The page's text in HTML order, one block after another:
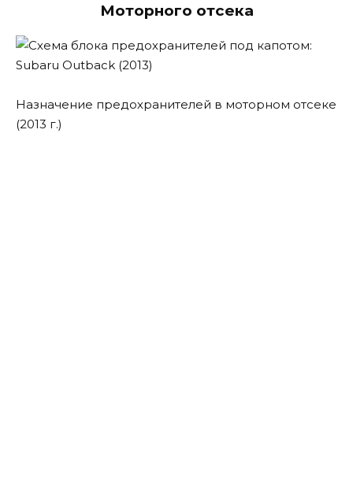
Моторного отсека
Назначение предохранителей в моторном отсеке
(2013 г.)